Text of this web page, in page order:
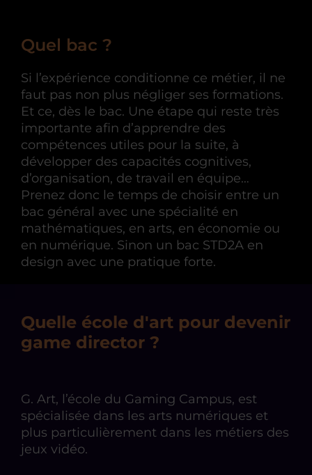
Quel bac ?
Si l’expérience conditionne ce métier, il ne
faut pas non plus négliger ses formations.
Et ce, dès le bac. Une étape qui reste très
importante afin d’apprendre des
compétences utiles pour la suite, à
développer des capacités cognitives,
d’organisation, de travail en équipe…
Prenez donc le temps de choisir entre un
bac général avec une spécialité en
mathématiques, en arts, en économie ou
en numérique. Sinon un bac STD2A en
design avec une pratique forte.
Quelle école d'art pour devenir
game director ?
G. Art, l’école du Gaming Campus, est
spécialisée dans les arts numériques et
plus particulièrement dans les métiers des
jeux vidéo.